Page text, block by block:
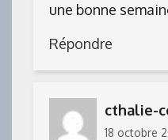
une bonne
Répondre
cthalie-
18 octobre